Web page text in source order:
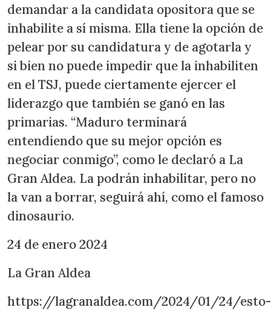
demandar a la candidata opositora que se
inhabilite a sí misma. Ella tiene la opción de
pelear por su candidatura y de agotarla y
si bien no puede impedir que la inhabiliten
en el TSJ, puede ciertamente ejercer el
liderazgo que también se ganó en las
primarias. “Maduro terminará
entendiendo que su mejor opción es
negociar conmigo”, como le declaró a La
Gran Aldea. La podrán inhabilitar, pero no
la van a borrar, seguirá ahí, como el famoso
dinosaurio.
24 de enero 2024
La Gran Aldea
https://lagranaldea.com/2024/01/24/esto-